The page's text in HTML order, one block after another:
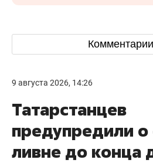
Комментарии
9 августа 2026, 14:26
Татарстанцев
предупредили
ливне до конца